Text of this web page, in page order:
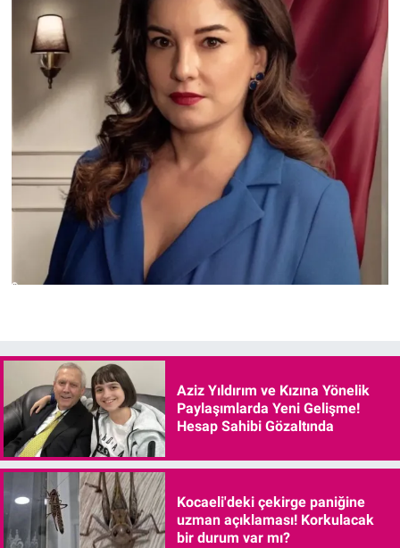
Aziz Yıldırım ve Kızına Yönelik
Paylaşımlarda Yeni Gelişme!
Hesap Sahibi Gözaltında
Kocaeli'deki çekirge paniğine
uzman açıklaması! Korkulacak
bir durum var mı?